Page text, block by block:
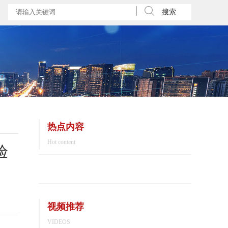
搜索
热点内容
Hot content
视频推荐
VIDEOS